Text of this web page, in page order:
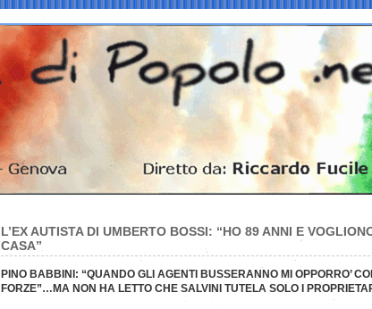
L’EX AUTISTA DI UMBERTO BOSSI: “HO 89 ANNI E
CASA”
PINO BABBINI: “QUANDO GLI AGENTI BUSSERANNO MI OPPORRO’
FORZE”…MA NON HA LETTO CHE SALVINI TUTELA SOLO I